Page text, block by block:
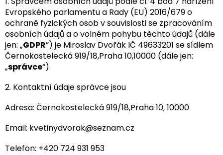
Evropského parlamentu a Rady (EU) 2016/679 o
ochraně fyzických osob v souvislosti se zpracováním
osobních údajů a o volném pohybu těchto údajů (dále
jen: „GDPR”) je Miroslav Dvořák IČ 49633201 se sídlem
Černokostelecká 919/18,Praha 10,10000 (dále jen:
„správce“).
2. Kontaktní údaje správce jsou
Adresa: Černokostelecká 919/18,Praha 10, 10000
Email: kvetinydvorak@seznam.cz
Telefon: +420 724 931 953